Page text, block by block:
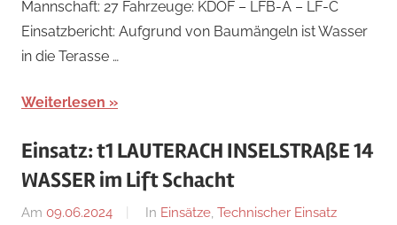
Mannschaft: 27 Fahrzeuge: KDOF – LFB-A – LF-C
Einsatzbericht: Aufgrund von Baumängeln ist Wasser
in die Terasse …
Weiterlesen
Einsatz: t1 LAUTERACH INSELSTRAßE 14
WASSER im Lift Schacht
Am 09.06.2024
Von
In Einsätze, Technischer Einsatz